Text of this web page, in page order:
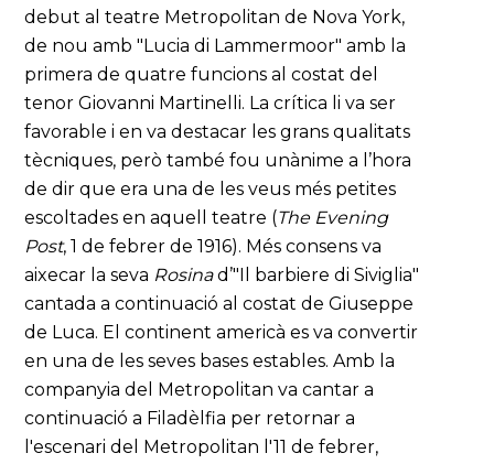
debut al teatre Metropolitan de Nova York,
de nou amb "Lucia di Lammermoor" amb la
primera de quatre funcions al costat del
tenor Giovanni Martinelli. La crítica li va ser
favorable i en va destacar les grans qualitats
tècniques, però també fou unànime a l’hora
de dir que era una de les veus més petites
escoltades en aquell teatre (The Evening
Post, 1 de febrer de 1916). Més consens va
aixecar la seva Rosinad’"Il barbiere di Siviglia"
cantada a continuació al costat de Giuseppe
de Luca. El continent americà es va convertir
en una de les seves bases estables. Amb la
companyia del Metropolitan va cantar a
continuació a Filadèlfia per retornar a
l'escenari del Metropolitan l'11 de febrer,